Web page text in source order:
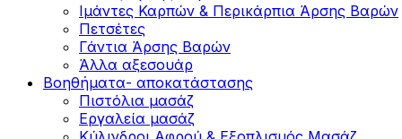
Ιμάντες Καρπών & Περικάρπια Άρσης Βαρών
Πετσέτες
Γάντια Άρσης Βαρών
Άλλα αξεσουάρ
Βοηθήματα- αποκατάστασης
Πιστόλια μασάζ
Εργαλεία μασάζ